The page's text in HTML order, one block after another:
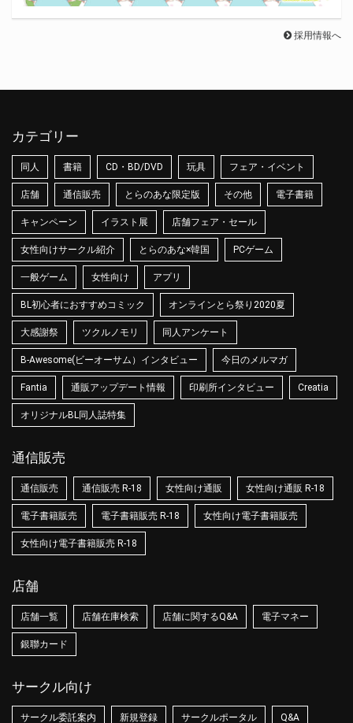
採用情報へ
カテゴリー
同人 書籍 CD・BD/DVD 玩具 フェア・イベント
店舗 通信販売 とらのあな限定版 その他 電子書籍
キャンペーン イラスト展 店舗フェア・セール
女性向けサークル紹介 とらのあな×韓国 PCゲーム
一般ゲーム 女性向け アプリ
BL初心者におすすめコミック オンラインとら祭り2020夏
大感謝祭 ツクルノモリ 同人アンケート
B-Awesome(ビーオーサム）インタビュー 今日のメルマガ
Fantia 通販アップデート情報 印刷所インタビュー Creatia
オリジナルBL同人誌特集
通信販売
通信販売 通信販売 R-18 女性向け通販 女性向け通販 R-18
電子書籍販売 電子書籍販売 R-18 女性向け電子書籍販売
女性向け電子書籍販売 R-18
店舗
店舗一覧 店舗在庫検索 店舗に関するQ&A 電子マネー
銀聯カード
サークル向け
サークル委託案内 新規登録 サークルポータル Q&A